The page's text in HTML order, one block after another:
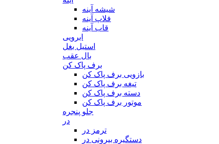
شیشه آینه
فلاپ آینه
قاب آینه
ابرویی
استیل بغل
بال عقب
برف پاک کن
بازویی برف پاک کن
تیغه برف پاک کن
دسته برف پاک کن
موتور برف پاک کن
جلو پنجره
در
ترمز در
دستگیره بیرونی در